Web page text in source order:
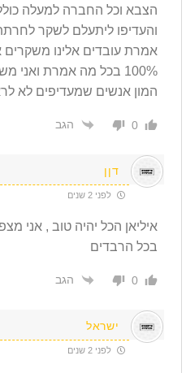
הצבא וכל החברה למעלה
והעדיפו ליתעלם לשקר
אמרת עובדים אלינו משקרים
100% בכל מה אמרת
המון אנשים שמעדיפים לא
0 הגב
דןן
לפני 2 שנים
איליאן הכל יהיה טוב , אני
בכל הרבדים
0 הגב
ישראל
לפני 2 שנים